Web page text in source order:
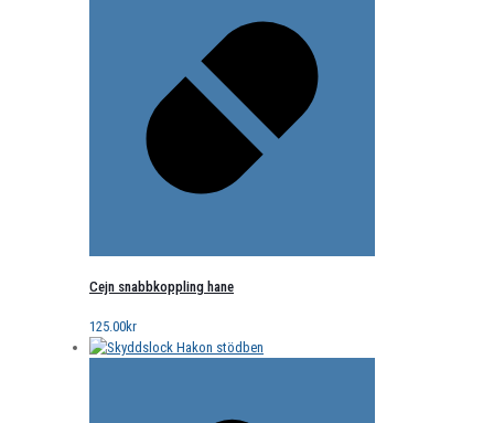
Cejn snabbkoppling hane
125.00kr